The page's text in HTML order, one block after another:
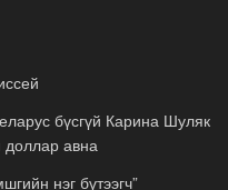
бүсгүй Карина Шуляк
доллар авна
нэг бүтээгч”